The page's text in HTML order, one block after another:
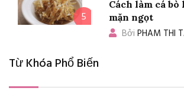
5
Cách làm cá bò
mặn ngọt
Bởi PHAM THI
Từ Khóa Phổ Biến